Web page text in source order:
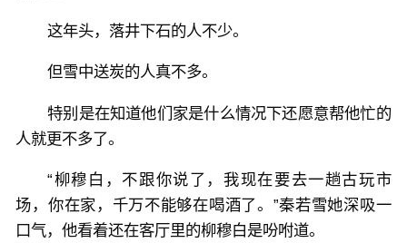
这年头，落井下石的人不少。
但雪中送炭的人真不多。
特别是在知道他们家是什么情况下还愿意帮他忙的
人就更不多了。
“柳穆白，不跟你说了，我现在要去一趟古玩市
场，你在家，千万不能够在喝酒了。”秦若雪她深吸一
口气，他看着还在客厅里的柳穆白是吩咐道。